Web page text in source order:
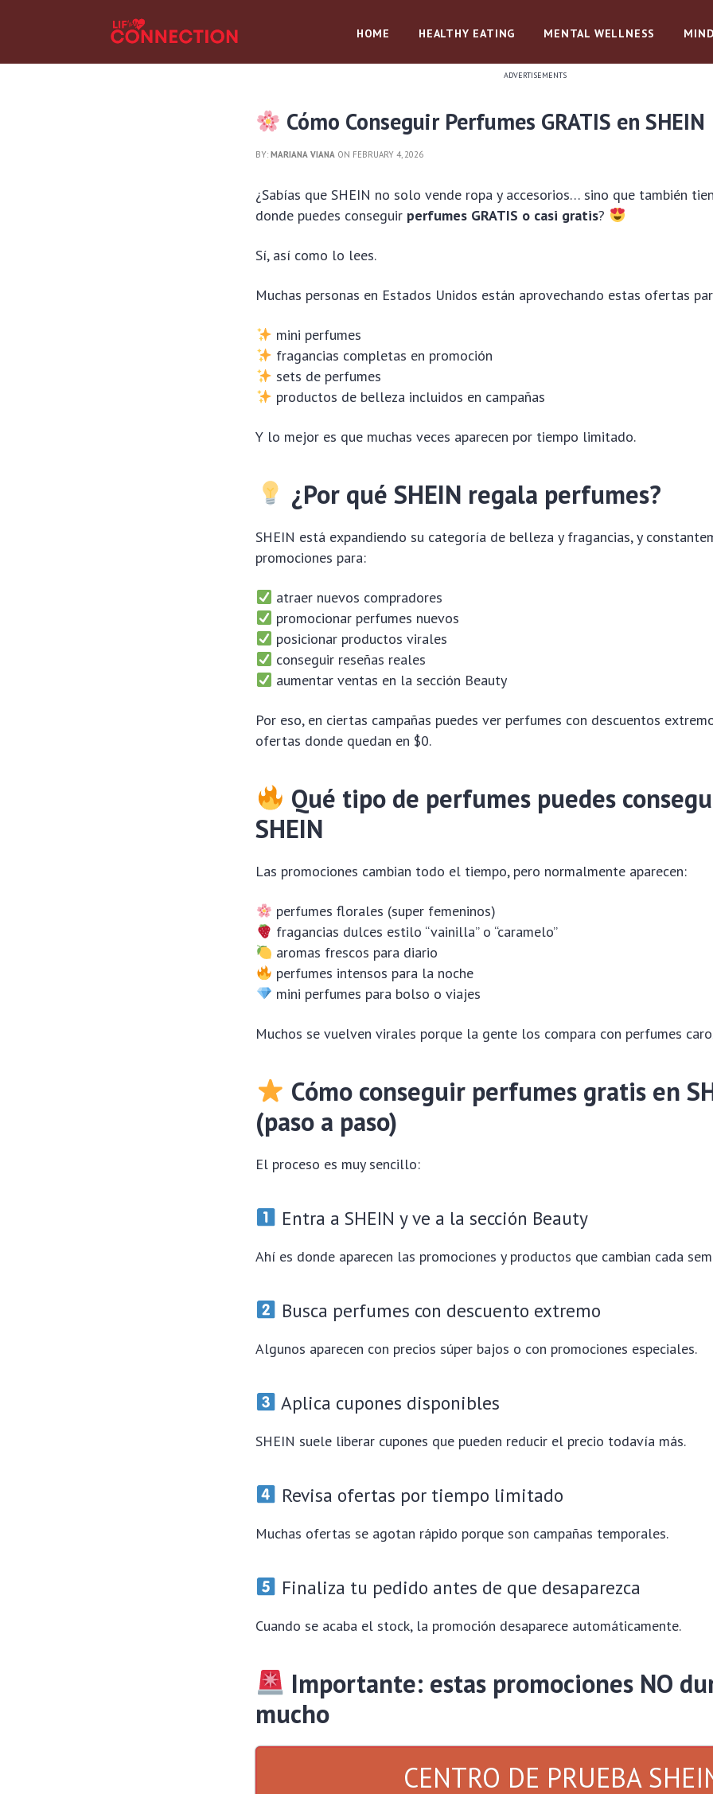
HOME HEALTHY EATING MENTAL WELLNESS
ADVERTISEMENTS
Cómo Conseguir Perfumes GRATIS en SHEIN
BY:MARIANA VIANA ON FEBRUARY 4, 2026
¿Sabías que SHEIN no solo vende ropa y accesorios… sino que también
donde puedes conseguir perfumes GRATIS o casi gratis?
Sí, así como lo lees.
Muchas personas en Estados Unidos están aprovechando estas ofertas
mini perfumes
fragancias completas en promoción
sets de perfumes
productos de belleza incluidos en campañas
Y lo mejor es que muchas veces aparecen por tiempo limitado.
¿Por qué SHEIN regala perfumes?
SHEIN está expandiendo su categoría de belleza y fragancias, y
promociones para:
atraer nuevos compradores
promocionar perfumes nuevos
posicionar productos virales
conseguir reseñas reales
aumentar ventas en la sección Beauty
Por eso, en ciertas campañas puedes ver perfumes con descuentos
ofertas donde quedan en $0.
Qué tipo de perfumes puedes
SHEIN
Las promociones cambian todo el tiempo, pero normalmente aparecen:
perfumes florales (super femeninos)
fragancias dulces estilo “vainilla” o “caramelo”
aromas frescos para diario
perfumes intensos para la noche
mini perfumes para bolso o viajes
Muchos se vuelven virales porque la gente los compara con perfumes
Cómo conseguir perfumes gratis en
(paso a paso)
El proceso es muy sencillo:
Entra a SHEIN y ve a la sección Beauty
Ahí es donde aparecen las promociones y productos que cambian cada
Busca perfumes con descuento extremo
Algunos aparecen con precios súper bajos o con promociones especiales.
Aplica cupones disponibles
SHEIN suele liberar cupones que pueden reducir el precio todavía más.
Revisa ofertas por tiempo limitado
Muchas ofertas se agotan rápido porque son campañas temporales.
Finaliza tu pedido antes de que desaparezca
Cuando se acaba el stock, la promoción desaparece automáticamente.
Importante: estas promociones NO
mucho
CENTRO DE PRUEBA